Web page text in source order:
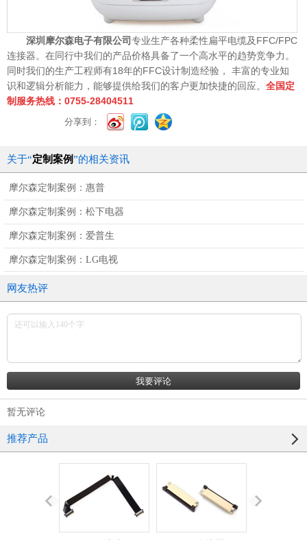
深圳摩尔森电子有限公司专业生产各种柔性扁平电缆及FFC/FPC
连接器。在同行中我们的产品价格具备了一个高水平的趋势竞争力。
同时我们的生产工程师有18年的FFC设计制造经验， 丰富的专业知
识和逻辑分析能力，能够提供给我们的客户更加快捷的回应。 全国定
制服务热线：0755-28404511
分享到：
关于“定制案例”的相关资讯
摩尔森定制案例：惠普
摩尔森定制案例：松下电器
摩尔森定制案例：爱普生
摩尔森定制案例：LG电视
网友热评
暂无评论
推荐产品